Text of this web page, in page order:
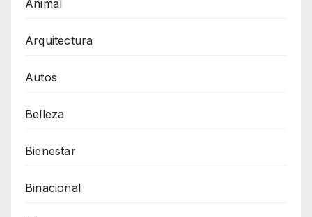
Animal
Arquitectura
Autos
Belleza
Bienestar
Binacional